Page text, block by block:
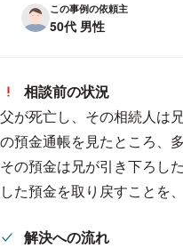
この事例の依頼主
50代 男性
相談前の状況
父が死亡し、その相続人は
の預金通帳を見たところ、
その預金は兄が引き下ろし
した預金を取り戻すことを
解決への流れ